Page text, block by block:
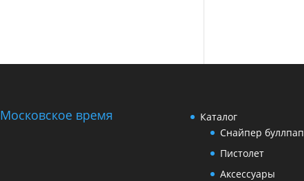
Московское время
Каталог
Снайпер буллпап
Пистолет
Аксессуары